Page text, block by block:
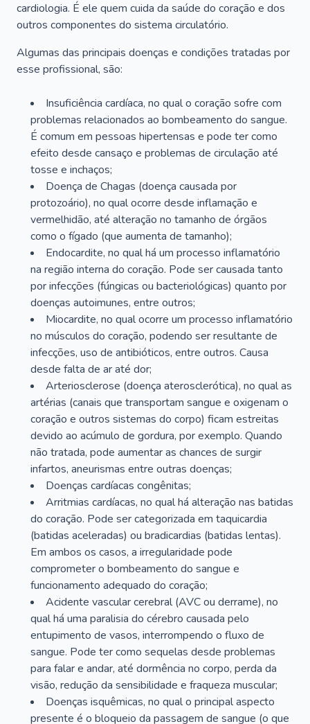
cardiologia. É ele quem cuida da saúde do coração e dos
outros componentes do sistema circulatório.
Algumas das principais doenças e condições tratadas por
esse profissional, são:
Insuficiência cardíaca, no qual o coração sofre com
problemas relacionados ao bombeamento do sangue.
É comum em pessoas hipertensas e pode ter como
efeito desde cansaço e problemas de circulação até
tosse e inchaços;
Doença de Chagas (doença causada por
protozoário), no qual ocorre desde inflamação e
vermelhidão, até alteração no tamanho de órgãos
como o fígado (que aumenta de tamanho);
Endocardite, no qual há um processo inflamatório
na região interna do coração. Pode ser causada tanto
por infecções (fúngicas ou bacteriológicas) quanto por
doenças autoimunes, entre outros;
Miocardite, no qual ocorre um processo inflamatório
no músculos do coração, podendo ser resultante de
infecções, uso de antibióticos, entre outros. Causa
desde falta de ar até dor;
Arteriosclerose (doença aterosclerótica), no qual as
artérias (canais que transportam sangue e oxigenam o
coração e outros sistemas do corpo) ficam estreitas
devido ao acúmulo de gordura, por exemplo. Quando
não tratada, pode aumentar as chances de surgir
infartos, aneurismas entre outras doenças;
Doenças cardíacas congênitas;
Arritmias cardíacas, no qual há alteração nas batidas
do coração. Pode ser categorizada em taquicardia
(batidas aceleradas) ou bradicardias (batidas lentas).
Em ambos os casos, a irregularidade pode
comprometer o bombeamento do sangue e
funcionamento adequado do coração;
Acidente vascular cerebral (AVC ou derrame), no
qual há uma paralisia do cérebro causada pelo
entupimento de vasos, interrompendo o fluxo de
sangue. Pode ter como sequelas desde problemas
para falar e andar, até dormência no corpo, perda da
visão, redução da sensibilidade e fraqueza muscular;
Doenças isquêmicas, no qual o principal aspecto
presente é o bloqueio da passagem de sangue (o que